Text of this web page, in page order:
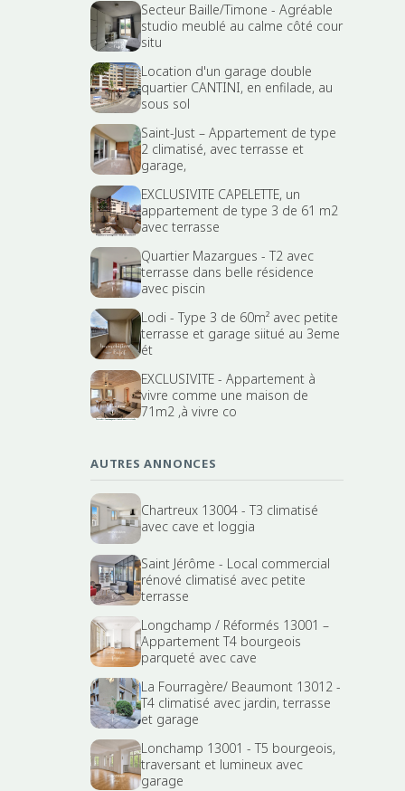
Secteur Baille/Timone - Agréable
studio meublé au calme côté cour
situ
Location d'un garage double
quartier CANTINI, en enfilade, au
sous sol
Saint-Just – Appartement de type
2 climatisé, avec terrasse et
garage,
EXCLUSIVITE CAPELETTE, un
appartement de type 3 de 61 m2
avec terrasse
Quartier Mazargues - T2 avec
terrasse dans belle résidence
avec piscin
Lodi - Type 3 de 60m² avec petite
terrasse et garage siitué au 3eme
ét
EXCLUSIVITE - Appartement à
vivre comme une maison de
71m2 ,à vivre co
AUTRES ANNONCES
Chartreux 13004 - T3 climatisé
avec cave et loggia
Saint Jérôme - Local commercial
rénové climatisé avec petite
terrasse
Longchamp / Réformés 13001 –
Appartement T4 bourgeois
parqueté avec cave
La Fourragère/ Beaumont 13012 -
T4 climatisé avec jardin, terrasse
et garage
Lonchamp 13001 - T5 bourgeois,
traversant et lumineux avec
garage